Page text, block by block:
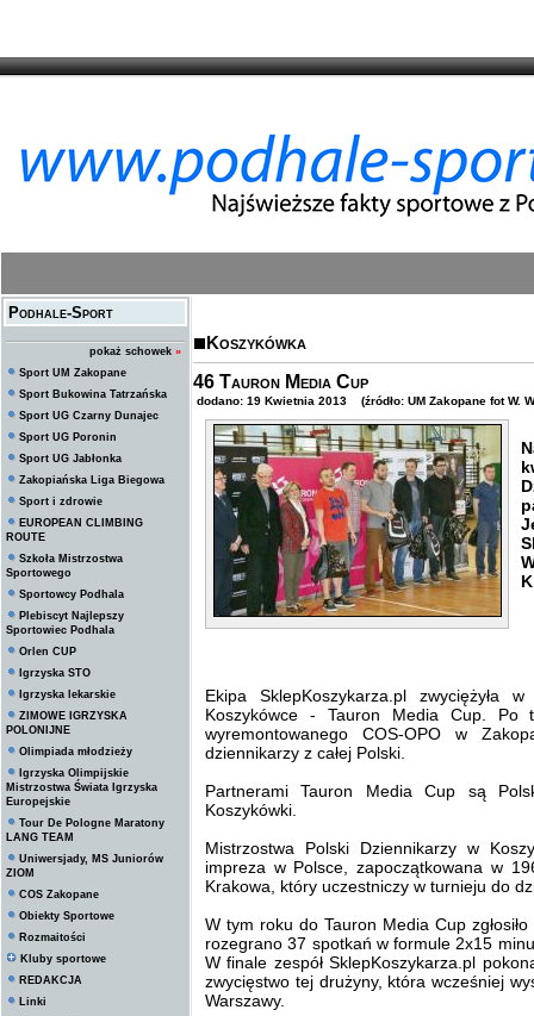
Podhale-Sport
pokaż schowek »
Sport UM Zakopane
Sport Bukowina Tatrzańska
Sport UG Czarny Dunajec
Sport UG Poronin
Sport UG Jabłonka
Zakopiańska Liga Biegowa
Sport i zdrowie
EUROPEAN CLIMBING
ROUTE
Szkoła Mistrzostwa
Sportowego
Sportowcy Podhala
Plebiscyt Najlepszy
Sportowiec Podhala
Orlen CUP
Igrzyska STO
Igrzyska lekarskie
ZIMOWE IGRZYSKA
POLONIJNE
Olimpiada młodzieży
Igrzyska Olimpijskie
Mistrzostwa Świata Igrzyska
Europejskie
Tour De Pologne Maratony
LANG TEAM
Uniwersjady, MS Juniorów
ZIOM
COS Zakopane
Obiekty Sportowe
Rozmaitości
Kluby sportowe
REDAKCJA
Linki
Koszykówka
46 Tauron Media Cup
dodano: 19 Kwietnia 2013 (źródło: UM Zakopane fot W.
Ekipa SklepKoszykarza.pl zwyciężyła
Koszykówce - Tauron Media Cup. Po
wyremontowanego COS-OPO w
dziennikarzy z całej Polski.
Partnerami Tauron Media Cup są
Koszykówki.
Mistrzostwa Polski Dziennikarzy w
impreza w Polsce, zapoczątkowana w
Krakowa, który uczestniczy w turnieju do
W tym roku do Tauron Media Cup
rozegrano 37 spotkań w formule 2x15
W finale zespół SklepKoszykarza.pl
zwycięstwo tej drużyny, która wcześniej
Warszawy.